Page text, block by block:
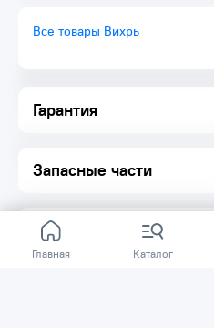
Главная Каталог
Гарантия
Запасные части
Все товары Вихрь